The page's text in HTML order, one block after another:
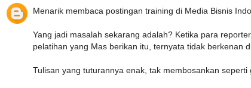
Menarik membaca postingan training di Media Bisnis
Yang jadi masalah sekarang adalah? Ketika para
pelatihan yang Mas berikan itu, ternyata tidak berkenan
Tulisan yang tuturannya enak, tak membosankan